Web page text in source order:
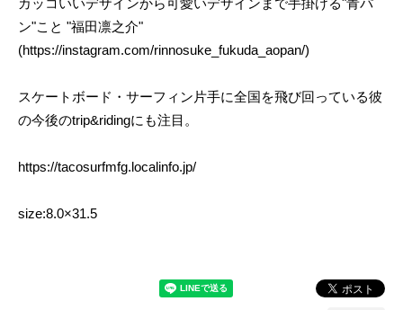
カッコいいデザインから可愛いデザインまで手掛ける"青パ
ン"こと "福田凛之介"
(https://instagram.com/rinnosuke_fukuda_aopan/)
スケートボード・サーフィン片手に全国を飛び回っている彼
の今後のtrip&ridingにも注目。
https://tacosurfmfg.localinfo.jp/
size:8.0×31.5